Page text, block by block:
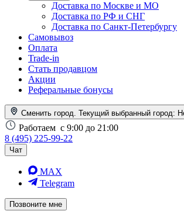
Доставка по Москве и МО
Доставка по РФ и СНГ
Доставка по Санкт-Петербургу
Самовывоз
Оплата
Trade-in
Стать продавцом
Акции
Реферальные бонусы
Сменить город. Текущий выбранный город:
Работаем с 9:00 до 21:00
8 (495) 225-99-22
Чат
MAX
Telegram
Позвоните мне